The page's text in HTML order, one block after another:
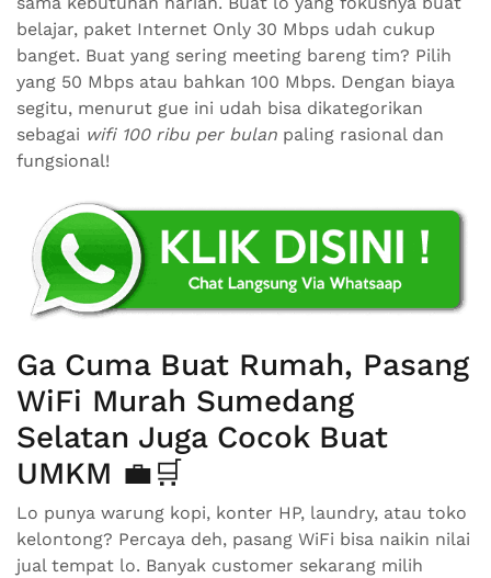
belajar, paket Internet Only 30 Mbps udah cukup
banget. Buat yang sering meeting bareng tim? Pilih
yang 50 Mbps atau bahkan 100 Mbps. Dengan biaya
segitu, menurut gue ini udah bisa dikategorikan
sebagai wifi 100 ribu per bulan paling rasional dan
fungsional!
Ga Cuma Buat Rumah, Pasang
WiFi Murah Sumedang
Selatan Juga Cocok Buat
UMKM 💼🛒
Lo punya warung kopi, konter HP, laundry, atau toko
kelontong? Percaya deh, pasang WiFi bisa naikin nilai
jual tempat lo. Banyak customer sekarang milih